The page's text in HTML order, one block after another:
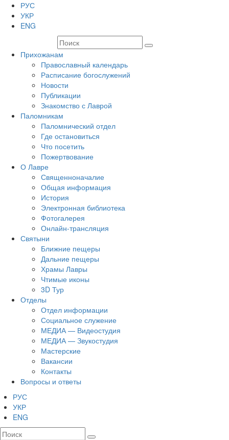
РУС
УКР
ENG
Прихожанам
Православный календарь
Расписание богослужений
Новости
Публикации
Знакомство с Лаврой
Паломникам
Паломнический отдел
Где остановиться
Что посетить
Пожертвование
О Лавре
Священноначалие
Общая информация
История
Электронная библиотека
Фотогалерея
Онлайн-трансляция
Святыни
Ближние пещеры
Дальние пещеры
Храмы Лавры
Чтимые иконы
3D Тур
Отделы
Отдел информации
Социальное служение
МЕДИА — Видеостудия
МЕДИА — Звукостудия
Мастерские
Вакансии
Контакты
Вопросы и ответы
РУС
УКР
ENG